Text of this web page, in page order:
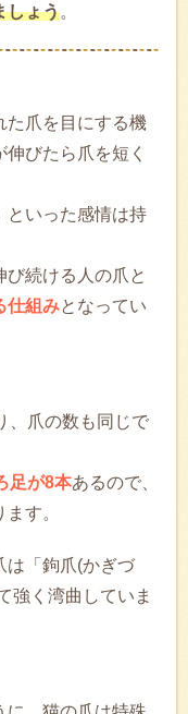
しょう。
た爪を目にする機
びたら爪を短く
といった感情は持
続ける人の爪と
仕組みとなってい
、爪の数も同じで
足が8本あるので、
す。
は「鉤爪(かぎづ
強く湾曲していま